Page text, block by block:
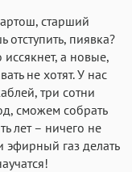
старший
пиявка?
а новые,
не хотят. У нас
три сотни
сможем собрать
лет – ничего не
эфирный газ делать